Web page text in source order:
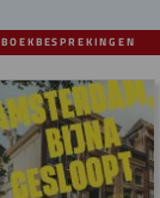
BOEKBESPREKINGEN